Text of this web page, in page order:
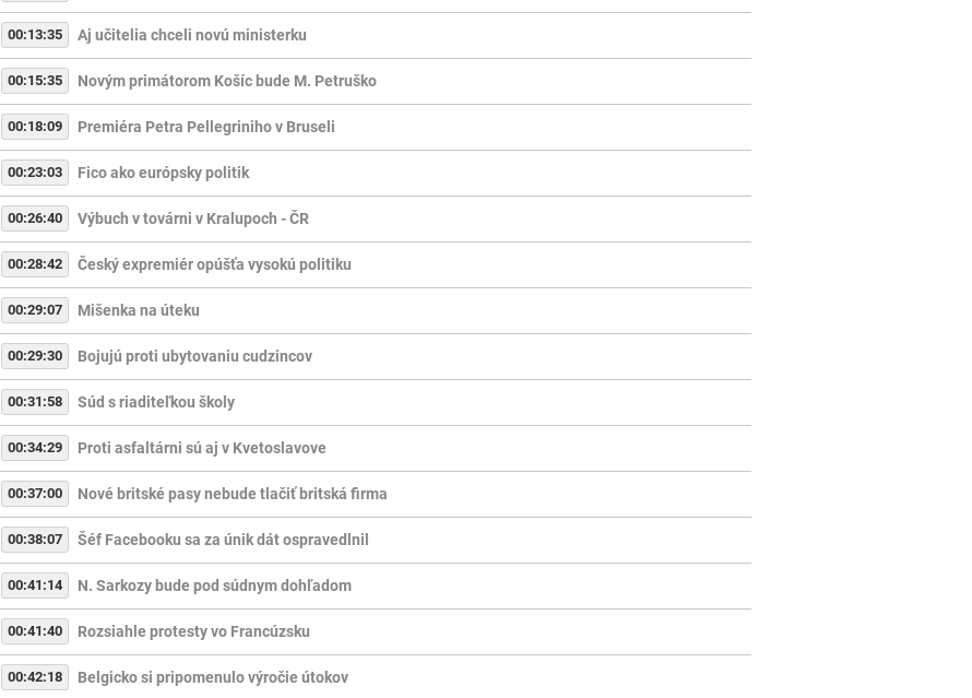
00:13:35 Aj učitelia chceli novú ministerku
00:15:35 Novým primátorom Košíc bude M. Petruško
00:18:09 Premiéra Petra Pellegriniho v Bruseli
00:23:03 Fico ako európsky politik
00:26:40 Výbuch v továrni v Kralupoch - ČR
00:28:42 Český expremiér opúšťa vysokú politiku
00:29:07 Mišenka na úteku
00:29:30 Bojujú proti ubytovaniu cudzincov
00:31:58 Súd s riaditeľkou školy
00:34:29 Proti asfaltárni sú aj v Kvetoslavove
00:37:00 Nové britské pasy nebude tlačiť britská firma
00:38:07 Šéf Facebooku sa za únik dát ospravedlnil
00:41:14 N. Sarkozy bude pod súdnym dohľadom
00:41:40 Rozsiahle protesty vo Francúzsku
00:42:18 Belgicko si pripomenulo výročie útokov